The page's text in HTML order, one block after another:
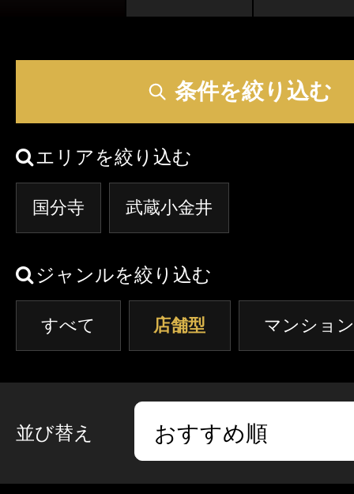
マンション(個室)
神奈川 埼玉
茨城 栃木
ニュース
ギャラリー
条件を絞り込む
エリアを絞り込む
国分寺 武蔵小金井
ジャンルを絞り込む
すべて 店舗型 マンショ
並び替え